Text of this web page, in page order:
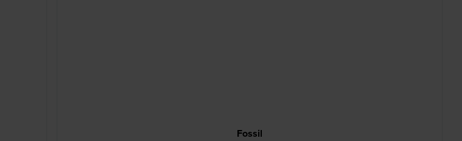
Fossil